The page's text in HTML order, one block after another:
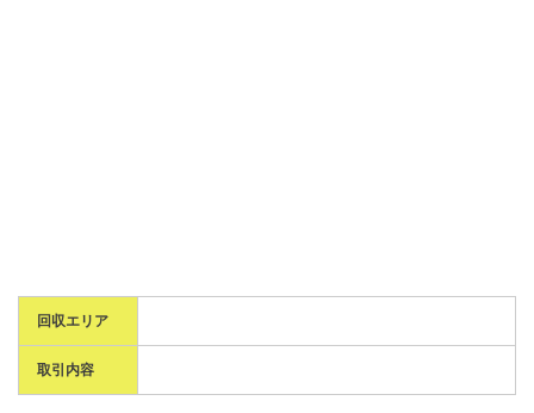
回収エリア
取引内容